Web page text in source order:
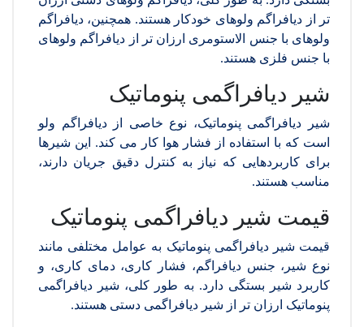
تر از دیافراگم ولوهای خودکار هستند. همچنین، دیافراگم
ولوهای با جنس الاستومری ارزان تر از دیافراگم ولوهای
با جنس فلزی هستند.
شیر دیافراگمی پنوماتیک
شیر دیافراگمی پنوماتیک، نوع خاصی از دیافراگم ولو
است که با استفاده از فشار هوا کار می کند. این شیرها
برای کاربردهایی که نیاز به کنترل دقیق جریان دارند،
مناسب هستند.
قیمت شیر دیافراگمی پنوماتیک
قیمت شیر دیافراگمی پنوماتیک به عوامل مختلفی مانند
نوع شیر، جنس دیافراگم، فشار کاری، دمای کاری، و
کاربرد شیر بستگی دارد. به طور کلی، شیر دیافراگمی
پنوماتیک ارزان تر از شیر دیافراگمی دستی هستند.